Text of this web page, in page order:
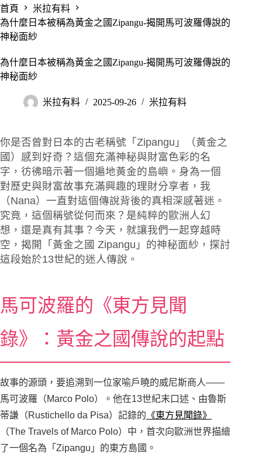
首頁
米拉有料
為什麼日本被稱為黃金之國Zipangu-揭開馬可波羅傳說的
神秘面紗
為什麼日本被稱為黃金之國Zipangu-揭開馬可波羅傳說的
神秘面紗
米拉有料 2025-09-26 米拉有料
你是否曾對日本的古老稱號「Zipangu」（黃金之
國）感到好奇？這個充滿神秘與財富色彩的名
字，彷彿暗示著一個遍地黃金的島嶼。身為一個
對歷史與財富故事充滿興趣的理財分享者，我
（Nana）一直對這個傳說背後的真相深感著迷。
究竟，這個稱號從何而來？是純粹的歐洲人幻
想，還是真有其事？今天，就讓我們一起穿越時
空，揭開「黃金之國 Zipangu」的神秘面紗，探討
這段始於13世紀的迷人傳說。
馬可波羅的《東方見聞
錄》：黃金之國傳說的起點
故事的源頭，要追溯到一位家喻戶曉的威尼斯商人——
馬可波羅（Marco Polo）。他在13世紀末口述、由魯斯
蒂謙（Rustichello da Pisa）記錄的 《東方見聞錄》
（The Travels of Marco Polo）中，首次向歐洲世界描繪
了一個名為「Zipangu」的東方島國。